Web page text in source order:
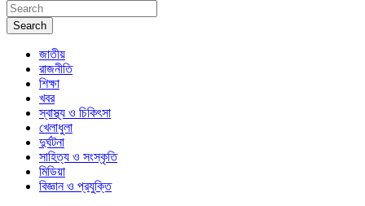
Search
জাতীয়
রাজনীতি
শিক্ষা
খবর
স্বাস্থ্য ও চিকিৎসা
খেলাধুলা
দুর্ঘটনা
সাহিত্য ও সংস্কৃতি
মিডিয়া
বিজ্ঞান ও প্রযুক্তি